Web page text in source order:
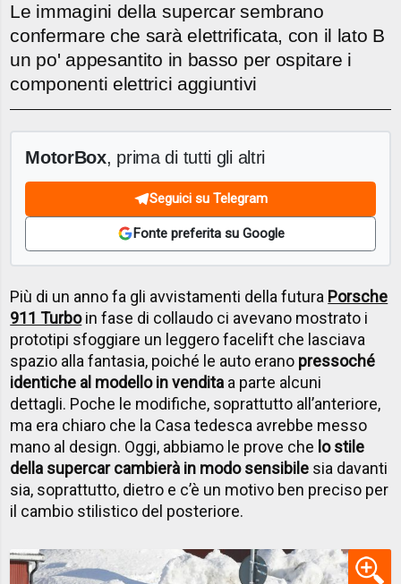
Le immagini della supercar sembrano
confermare che sarà elettrificata, con il lato B
un po' appesantito in basso per ospitare i
componenti elettrici aggiuntivi
MotorBox, prima di tutti gli altri
Seguici su Telegram
Fonte preferita su Google
Più di un anno fa gli avvistamenti della futura Porsche
911 Turboin fase di collaudo ci avevano mostrato i
prototipi sfoggiare un leggero facelift che lasciava
spazio alla fantasia, poiché le auto erano pressoché
identiche al modello in vendita a parte alcuni
dettagli. Poche le modifiche, soprattutto all’anteriore,
ma era chiaro che la Casa tedesca avrebbe messo
mano al design. Oggi, abbiamo le prove che lo stile
della supercar cambierà in modo sensibile sia davanti
sia, soprattutto, dietro e c’è un motivo ben preciso per
il cambio stilistico del posteriore.